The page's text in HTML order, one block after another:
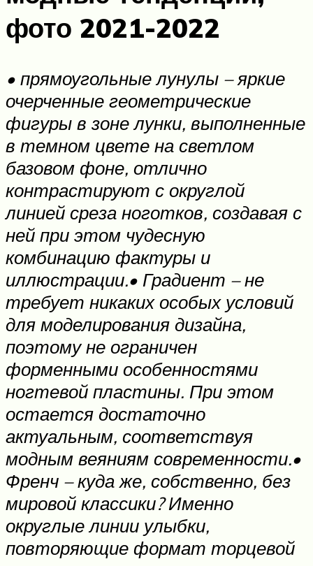
фото 2021-2022
• прямоугольные лунулы – яркие
очерченные геометрические
фигуры в зоне лунки, выполненные
в темном цвете на светлом
базовом фоне, отлично
контрастируют с округлой
линией среза ноготков, создавая с
ней при этом чудесную
комбинацию фактуры и
иллюстрации.• Градиент – не
требует никаких особых условий
для моделирования дизайна,
поэтому не ограничен
форменными особенностями
ногтевой пластины. При этом
остается достаточно
актуальным, соответствуя
модным веяниям современности.•
Френч – куда же, собственно, без
мировой классики? Именно
округлые линии улыбки,
повторяющие формат торцевой